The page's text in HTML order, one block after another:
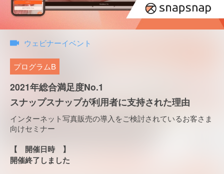
ウェビナーイベント
プログラムB
2021年総合満足度No.1
スナップスナップが利用者に支持された理由
インターネット写真販売の導入をご検討されているお客さま
向けセミナー
【 開催日時 】
開催終了しました